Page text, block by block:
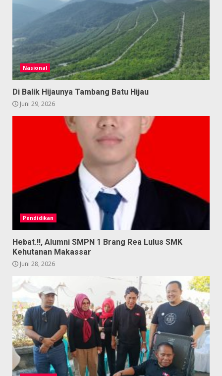
Nasional
Di Balik Hijaunya Tambang Batu Hijau
Juni 29, 2026
Pendidikan
Hebat.!!, Alumni SMPN 1 Brang Rea Lulus SMK
Kehutanan Makassar
Juni 28, 2026